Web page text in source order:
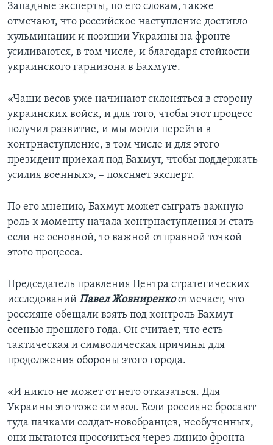
Западные эксперты, по его словам, также
отмечают, что российское наступление достигло
кульминации и позиции Украины на фронте
усиливаются, в том числе, и благодаря стойкости
украинского гарнизона в Бахмуте.
«Чаши весов уже начинают склоняться в сторону
украинских войск, и для того, чтобы этот процесс
получил развитие, и мы могли перейти в
контрнаступление, в том числе и для этого
президент приехал под Бахмут, чтобы поддержать
усилия военных», – поясняет эксперт.
По его мнению, Бахмут может сыграть важную
роль к моменту начала контрнаступления и стать
если не основной, то важной отправной точкой
этого процесса.
Председатель правления Центра стратегических
исследований Павел Жовниренкоотмечает, что
россияне обещали взять под контроль Бахмут
осенью прошлого года. Он считает, что есть
тактическая и символическая причины для
продолжения обороны этого города.
«И никто не может от него отказаться. Для
Украины это тоже символ. Если россияне бросают
туда пачками солдат-новобранцев, необученных,
они пытаются просочиться через линию фронта